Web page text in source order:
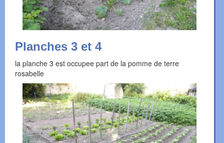
Planches 3 et 4
la planche 3 est occupee part de la pomme de terre
rosabelle